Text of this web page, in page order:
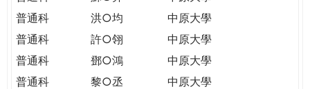
普通科
洪○均
中原大學
普通科
許○翎
中原大學
普通科
鄧○鴻
中原大學
普通科
黎○丞
中原大學